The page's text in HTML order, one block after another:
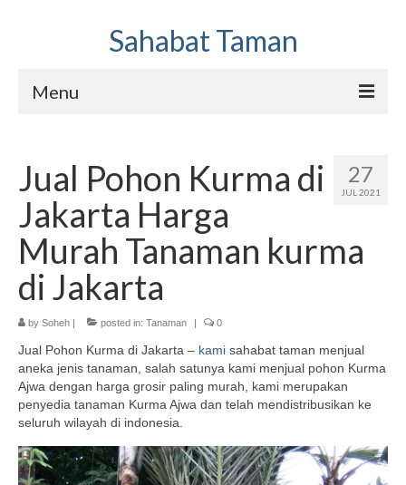
Sahabat Taman
Menu
Hubungi Kami
Sahabat Taman Galery
27
JUL 2021
Jual Pohon Kurma di
Jakarta Harga
Murah Tanaman kurma
di Jakarta
by Soheh | posted in: Tanaman | 0
Jual Pohon Kurma di Jakarta – kami sahabat taman menjual
aneka jenis tanaman, salah satunya kami menjual pohon Kurma
Ajwa dengan harga grosir paling murah, kami merupakan
penyedia tanaman Kurma Ajwa dan telah mendistribusikan ke
seluruh wilayah di indonesia.